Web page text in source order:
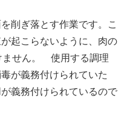
削ぎ落とす作業です。こ
起こらないように、肉の
ません。 使用する調理
が義務付けられていた
義務付けられているので